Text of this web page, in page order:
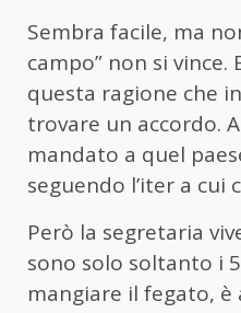
Sembra facile, ma
campo” non si vince.
questa ragione che
trovare un accordo.
mandato a quel
seguendo l’iter a cui
Però la segretaria
sono solo soltanto i
mangiare il fegato, è